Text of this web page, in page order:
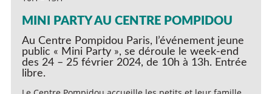
MINI PARTY AU CENTRE POMPIDOU
Au Centre Pompidou Paris, l’événement jeune
public « Mini Party », se déroule le week-end
des 24 – 25 février 2024, de 10h à 13h. Entrée
libre.